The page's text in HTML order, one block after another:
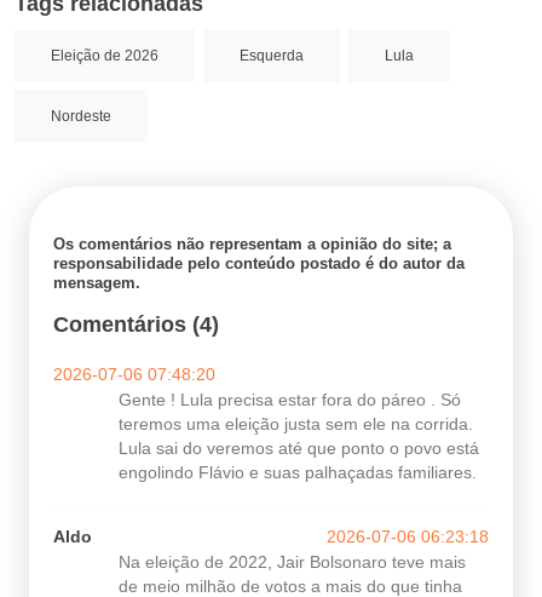
Eleição de 2026 Esquerda Lula
Nordeste
Os comentários não representam a opinião do site; a
responsabilidade pelo conteúdo postado é do autor da
mensagem.
Comentários (4)
2026-07-06 07:48:20
Gente ! Lula precisa estar fora do páreo . Só
teremos uma eleição justa sem ele na corrida.
Lula sai do veremos até que ponto o povo está
engolindo Flávio e suas palhaçadas familiares.
Aldo
2026-07-06 06:23:18
Na eleição de 2022, Jair Bolsonaro teve mais
de meio milhão de votos a mais do que tinha